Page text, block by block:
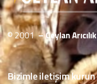
© 2001– Ceylan Arıcılık
Bizimle iletişim kurun